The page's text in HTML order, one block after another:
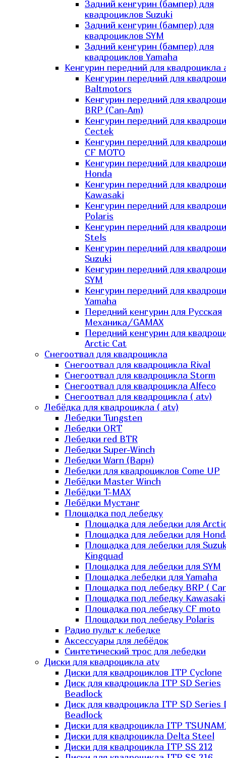
Задний кенгурин (бампер) для
квадроциклов Suzuki
Задний кенгурин (бампер) для
квадроциклов SYM
Задний кенгурин (бампер) для
квадроциклов Yamaha
Кенгурин передний для квадроцикла
Кенгурин передний для
Baltmotors
Кенгурин передний для
BRP (Can-Am)
Кенгурин передний для
Cectek
Кенгурин передний для
CF MOTO
Кенгурин передний для
Honda
Кенгурин передний для
Kawasaki
Кенгурин передний для
Polaris
Кенгурин передний для
Stels
Кенгурин передний для
Suzuki
Кенгурин передний для
SYM
Кенгурин передний для
Yamaha
Передний кенгурин для Русская
Механика/GAMAX
Передний кенгурин для
Arctic Cat
Снегоотвал для квадроцикла
Снегоотвал для квадроцикла Rival
Снегоотвал для квадроцикла Storm
Снегоотвал для квадроцикла Alfeco
Снегоотвал для квадроцикла ( atv)
Лебёдка для квадроцикла ( atv)
Лебедки Tungsten
Лебедки ORT
Лебедки red BTR
Лебедки Super-Winch
Лебедки Warn (Варн)
Лебедки для квадроциклов Come UP
Лебёдки Master Winch
Лебёдки T-MAX
Лебёдки Мустанг
Площадка под лебедку
Площадка для лебедки для
Площадка для лебедки для
Площадка для лебедки для
Kingquad
Площадка для лебедки для SYM
Площадка лебедки для Yamaha
Площадка под лебедку BRP (
Площадка под лебедку Kawasaki
Площадка под лебедку СF moto
Площадки под лебедку Polaris
Радио пульт к лебедке
Аксессуары для лебёдок
Синтетический трос для лебедки
Диски для квадроцикла atv
Диски для квадроциклов ITP Cyclone
Диск для квадроцикла ITP SD Series
Beadlock
Диск для квадроцикла ITP SD Series
Beadlock
Диски для квадроцикла ITP
Диски для квадроцикла Delta Steel
Диски для квадроцикла ITP SS 212